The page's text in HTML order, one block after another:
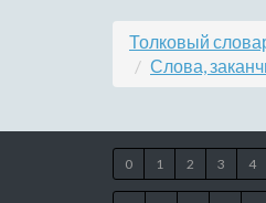
Толковый
Слова,
0 1 2 3 4